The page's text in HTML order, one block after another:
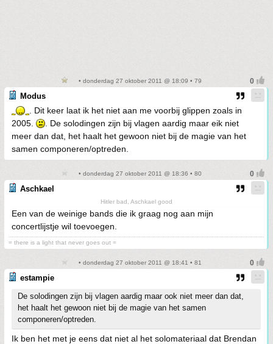
• donderdag 27 oktober 2011 @ 18:09 • 79
Modus
. Dit keer laat ik het niet aan me voorbij glippen zoals in
2005.
. De solodingen zijn bij vlagen aardig maar eik niet
meer dan dat, het haalt het gewoon niet bij de magie van het
samen componeren/optreden.
• donderdag 27 oktober 2011 @ 18:36 • 80
Aschkael
Hitler bad, Aschkael good
Een van de weinige bands die ik graag nog aan mijn
concertlijstje wil toevoegen.
= there is a light that never goes out =
• donderdag 27 oktober 2011 @ 18:41 • 81
estampie
De solodingen zijn bij vlagen aardig maar ook niet meer dan dat,
het haalt het gewoon niet bij de magie van het samen
componeren/optreden.
Ik ben het met je eens dat niet al het solomateriaal dat Brendan